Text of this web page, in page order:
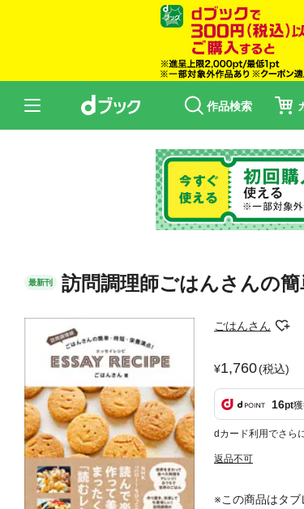
作品検索
最新刊 訪問調理師ごはんさんの
ごはんさん
1,760(税込)
16pt
dカード利用でさら
返品不可
※この商品はタブ